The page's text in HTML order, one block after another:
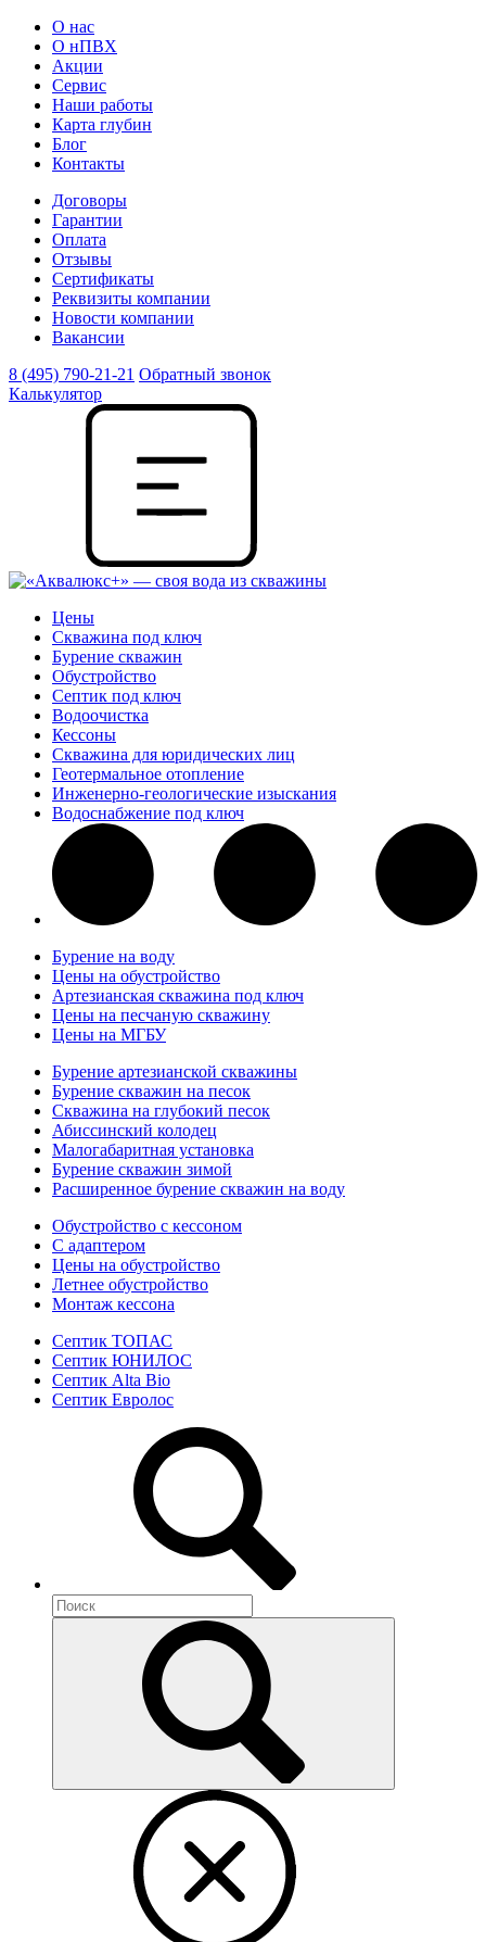
О нас
О нПВХ
Акции
Сервис
Наши работы
Карта глубин
Блог
Контакты
Договоры
Гарантии
Оплата
Отзывы
Сертификаты
Реквизиты компании
Новости компании
Вакансии
8 (495) 790-21-21 Обратный звонок
Калькулятор
Цены
Скважина под ключ
Бурение скважин
Обустройство
Септик под ключ
Водоочистка
Кессоны
Скважина для юридических лиц
Геотермальное отопление
Инженерно-геологические изыскания
Водоснабжение под ключ
Бурение на воду
Цены на обустройство
Артезианская скважина под ключ
Цены на песчаную скважину
Цены на МГБУ
Бурение артезианской скважины
Бурение скважин на песок
Скважина на глубокий песок
Абиссинский колодец
Малогабаритная установка
Бурение скважин зимой
Расширенное бурение скважин на воду
Обустройство с кессоном
С адаптером
Цены на обустройство
Летнее обустройство
Монтаж кессона
Септик ТОПАС
Септик ЮНИЛОС
Септик Alta Bio
Септик Евролос